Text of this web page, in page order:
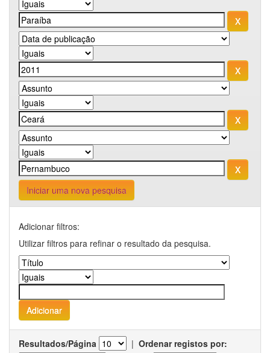
Iniciar uma nova pesquisa
Adicionar filtros:
Utilizar filtros para refinar o resultado da pesquisa.
Resultados/Página | Ordenar registos por: